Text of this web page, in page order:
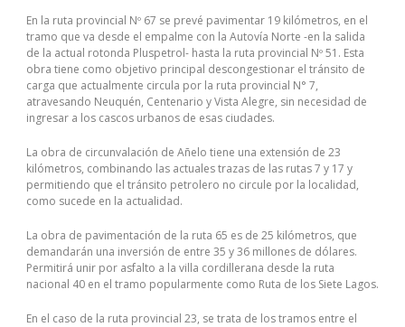
En la ruta provincial Nº 67 se prevé pavimentar 19 kilómetros, en el
tramo que va desde el empalme con la Autovía Norte -en la salida
de la actual rotonda Pluspetrol- hasta la ruta provincial Nº 51. Esta
obra tiene como objetivo principal descongestionar el tránsito de
carga que actualmente circula por la ruta provincial N° 7,
atravesando Neuquén, Centenario y Vista Alegre, sin necesidad de
ingresar a los cascos urbanos de esas ciudades.
La obra de circunvalación de Añelo tiene una extensión de 23
kilómetros, combinando las actuales trazas de las rutas 7 y 17 y
permitiendo que el tránsito petrolero no circule por la localidad,
como sucede en la actualidad.
La obra de pavimentación de la ruta 65 es de 25 kilómetros, que
demandarán una inversión de entre 35 y 36 millones de dólares.
Permitirá unir por asfalto a la villa cordillerana desde la ruta
nacional 40 en el tramo popularmente como Ruta de los Siete Lagos.
En el caso de la ruta provincial 23, se trata de los tramos entre el